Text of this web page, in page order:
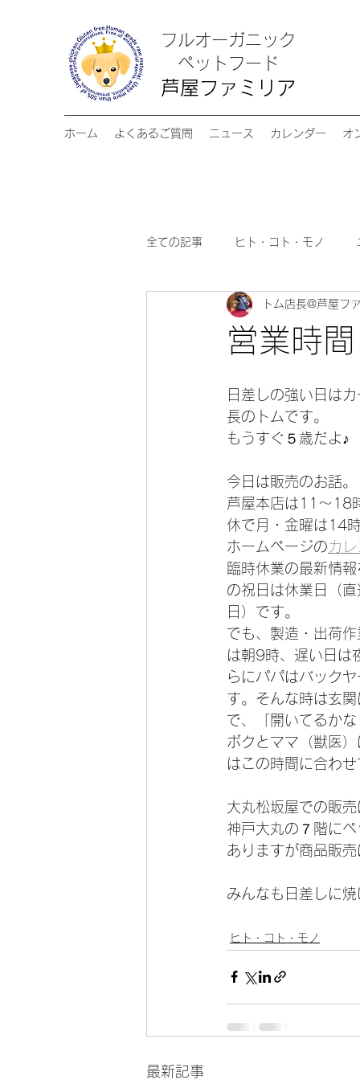
フルオーガニック
​ペットフード
芦屋ファミリア
ホーム よくあるご質問 ニュース カレンダー オ
全ての記事 ヒト・コト・モノ
営業時
トム店長@芦屋フ
日差しの強い日は
長のトムです。
もうすぐ５歳だよ♪
今日は販売のお話。
芦屋本店は11～18
休で月・金曜は14
ホームページの カ
臨時休業の最新情
の祝日は休業日（
日）です。
でも、製造・出荷
は朝9時、遅い日は
らにパパはバック
す。そんな時は玄
で、「開いてるか
ボクとママ（獣医
はこの時間に合わ
大丸松坂屋での販売
神戸大丸の７階に
ありますが商品販
みんなも日差しに
ヒト・コト・モノ
最新記事